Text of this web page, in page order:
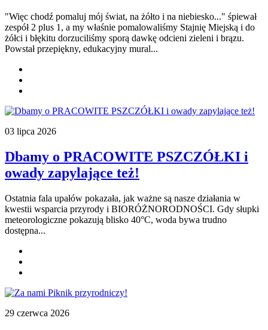
"Więc chodź pomaluj mój świat, na żółto i na niebiesko..." śpiewał
zespół 2 plus 1, a my właśnie pomalowaliśmy Stajnię Miejską i do
żółci i błękitu dorzuciliśmy sporą dawkę odcieni zieleni i brązu.
Powstał przepiękny, edukacyjny mural...
03 lipca 2026
Dbamy o PRACOWITE PSZCZÓŁKI i
owady zapylające też!
Ostatnia fala upałów pokazała, jak ważne są nasze działania w
kwestii wsparcia przyrody i BIORÓŻNORODNOŚCI. Gdy słupki
meteorologiczne pokazują blisko 40°C, woda bywa trudno
dostępna...
29 czerwca 2026